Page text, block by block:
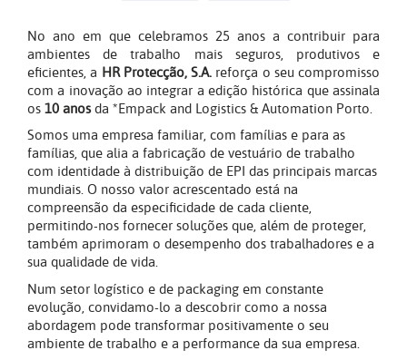
No ano em que celebramos 25 anos a contribuir para
ambientes de trabalho mais seguros, produtivos e
eficientes, a HR Protecção, S.A. reforça o seu compromisso
com a inovação ao integrar a edição histórica que assinala
os10 anosda *Empack and Logistics & Automation Porto.
Somos uma empresa familiar, com famílias e para as
famílias, que alia a fabricação de vestuário de trabalho
com identidade à distribuição de EPI das principais marcas
mundiais. O nosso valor acrescentado está na
compreensão da especificidade de cada cliente,
permitindo-nos fornecer soluções que, além de proteger,
também aprimoram o desempenho dos trabalhadores e a
sua qualidade de vida.
Num setor logístico e de packaging em constante
evolução, convidamo-lo a descobrir como a nossa
abordagem pode transformar positivamente o seu
ambiente de trabalho e a performance da sua empresa.